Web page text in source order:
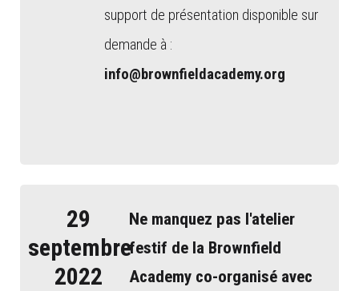
support de présentation disponible sur
demande à :
info@brownfieldacademy.org
29
septembre
2022
Ne manquez pas l'atelier
festif de la Brownfield
Academy co-organisé avec